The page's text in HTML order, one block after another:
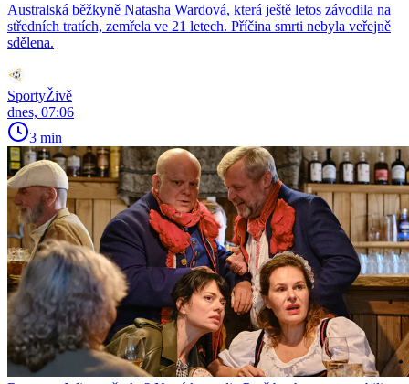
Australská běžkyně Natasha Wardová, která ještě letos závodila na
středních tratích, zemřela ve 21 letech. Příčina smrti nebyla veřejně
sdělena.
SportyŽivě
dnes, 07:06
3 min